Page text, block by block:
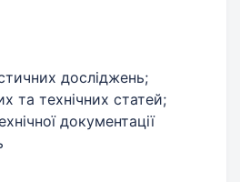
досліджень;
та технічних статей;
документації